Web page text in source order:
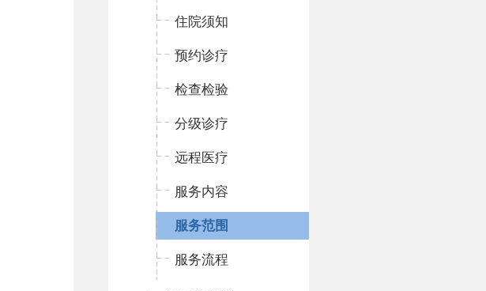
住院须知
预约诊疗
检查检验
分级诊疗
远程医疗
服务内容
服务范围
服务流程